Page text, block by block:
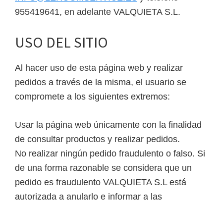
955419641, en adelante VALQUIETA S.L.
USO DEL SITIO
Al hacer uso de esta página web y realizar
pedidos a través de la misma, el usuario se
compromete a los siguientes extremos:
Usar la página web únicamente con la finalidad
de consultar productos y realizar pedidos.
No realizar ningún pedido fraudulento o falso. Si
de una forma razonable se considera que un
pedido es fraudulento VALQUIETA S.L está
autorizada a anularlo e informar a las